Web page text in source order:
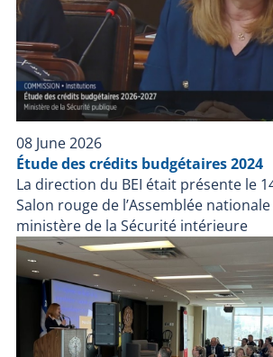
08 June 2026
Étude des crédits budgétaires 2024
La direction du BEI était présente le
Salon rouge de l’Assemblée
ministère de la Sécurité intérieure